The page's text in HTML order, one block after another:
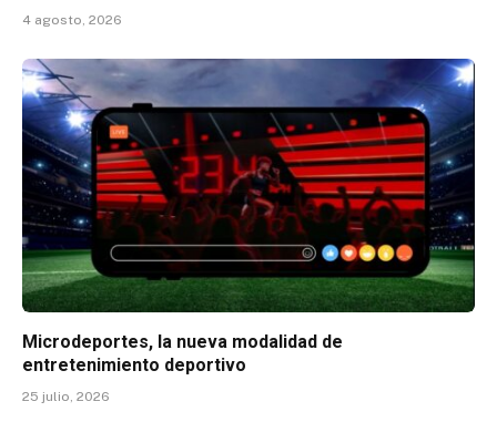
4 agosto, 2026
Microdeportes, la nueva modalidad de
entretenimiento deportivo
25 julio, 2026